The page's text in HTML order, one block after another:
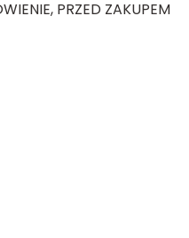
PRZED ZAKUPEM